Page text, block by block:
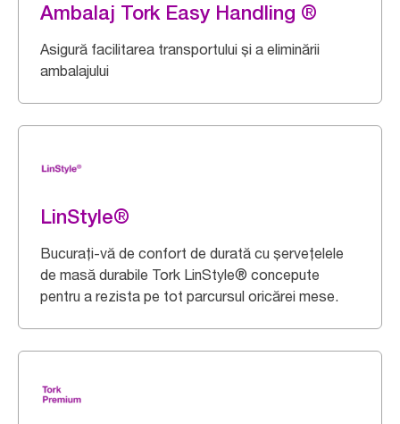
Ambalaj Tork Easy Handling ®
Asigură facilitarea transportului și a eliminării
ambalajului
LinStyle®
Bucurați-vă de confort de durată cu șervețelele
de masă durabile Tork LinStyle® concepute
pentru a rezista pe tot parcursul oricărei mese.